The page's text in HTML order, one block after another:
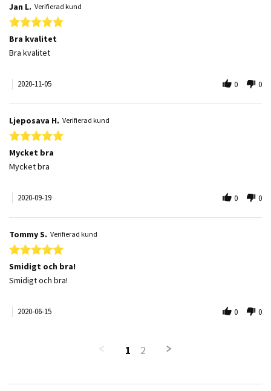
Jan L. Verifierad kund
5.0 star rating
Bra kvalitet
Review by Jan L. on 5 Nov 2020
review stating Bra kvalitet
Bra kvalitet
2020-11-05 0 0
Ljeposava H. Verifierad kund
5.0 star rating
Mycket bra
Review by Ljeposava H. on 19 Sep 2020
review stating Mycket bra
Mycket bra
2020-09-19 0 0
Tommy S. Verifierad kund
5.0 star rating
Smidigt och bra!
Review by Tommy S. on 15 Jun 2020
review stating Smidigt och bra!
Smidigt och bra!
2020-06-15 0 0
1 2